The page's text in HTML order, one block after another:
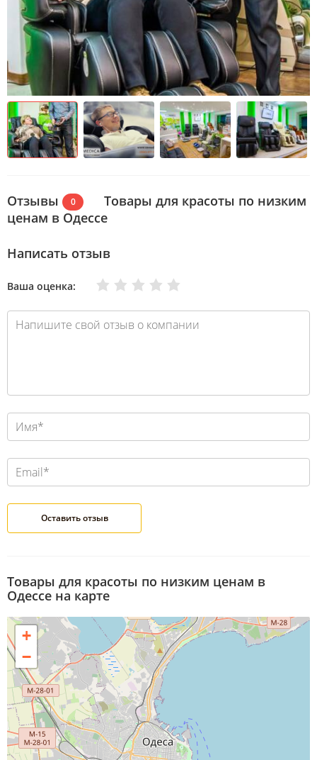
Отзывы 0
Товары для красоты по низким
ценам в Одессе
Написать отзыв
Ваша оценка: Отлично
Хорошо
Нормально
Плохо
Очень плохо
Товары для красоты по низким ценам в
Одессе на карте
+
−